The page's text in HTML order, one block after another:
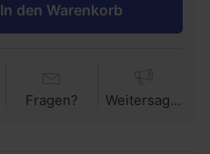
In den Warenkorb
Fragen? Weitersagen